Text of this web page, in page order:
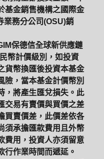
基金銷售機構之國際金
業務分公司(OSU)銷
保德信全球新供應鏈
幣計價級別，如投資
貨幣換匯後投資本基金
險，當本基金計價幣別
，將產生匯兌損失。此
交易有賣價與買價之差
買賣價差，此價差依各
須承擔匯款費用且外幣
費用，投資人亦須留意
行作業時間而遞延。